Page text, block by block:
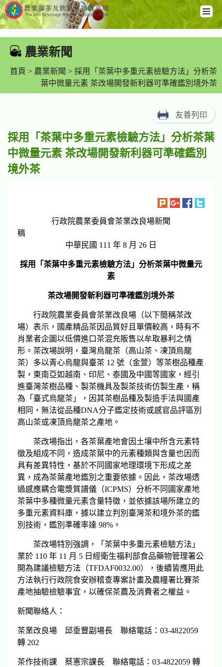
容
::: 農業新聞
首頁 > 農業新聞 > 採用「茶葉中多重元素檢驗方法」分析茶
葉中微量元素 茶改場開發新利器可準確鑑別境外茶
友善列印
採用「茶葉中多重元素檢驗方法」分析茶葉
中微量元素 茶改場開發新利器可準確鑑別
境外茶
行政院農業委員會茶業改良場新聞
中華民國 111 年 8 月 26 日
採用「茶葉中多重元素檢驗方法」分析茶葉中微量元
素
茶改場開發新利器可準確鑑別境外茶
行政院農業委員會茶業改良場（以下簡稱茶改
場）表示，國產精品茶因品質好且單價較高，時有不
肖業者企圖以低價進口茶混充販售以牟取暴利之情
形。茶改場說明，臺灣烏龍茶（高山茶、凍頂烏龍
茶）多以青心烏龍與臺茶 12 號（金萱）等茶樹品種產
製，東南亞如越南、印尼、泰國及中國等國家，經引
進臺灣茶樹品種、製茶機具及製茶技術仿製生產，稱
為「臺式烏龍茶」，因其茶樹品種及製造手法與國產
相同，無法從品種DNA分子鑑定技術或感官品評區別
高山茶或凍頂烏龍茶之產地。
茶改場指出，各茶葉產地會因土壤中所含元素特
徵及組成不同，造成茶葉中的元素種類與含量也因而
具有差異特性，基於不同國家地理環境下形成之差
異，成為茶葉產地鑑別之重要依據。因此，茶改場透
過感應耦合電漿質譜儀（ICPMS）分析不同國家產地
茶葉中多種微量元素含量特徵，並依據該場所建立的
多重元素資料庫，據以建立判別臺灣茶和境外茶的鑑
別技術，鑑別準確率達 98%。
茶改場特別強調，「茶葉中多重元素檢驗方法」
業於 110 年 11 月 5 日經衛生福利部食品藥物管理署公
開為建議檢驗方法（TFDAF0032.00），後續皆應用此
方法執行行政院食安辦稽查專案計畫及農糧署比賽茶
產地抽驗檢驗事宜，以確保茶農及消費者之權益。
新聞聯絡人：
茶業改良場 邱垂豐副場長 聯絡電話：03-4822059
轉 202
茶作技術課 蔡憲宗課長 聯絡電話：03-4822059 轉